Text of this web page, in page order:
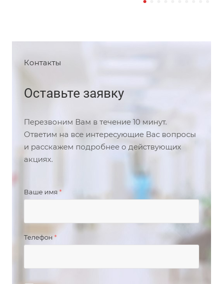
Контакты
Оставьте заявку
Перезвоним Вам в течение 10 минут.
Ответим на все интересующие Вас вопросы
и расскажем подробнее о действующих
акциях.
Ваше имя *
Телефон*